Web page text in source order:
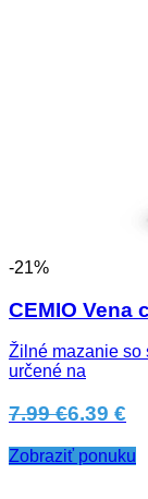
-21%
CEMIO Vena
Žilné mazanie so
určené na
7.99 €6.39 €
Zobraziť ponuku